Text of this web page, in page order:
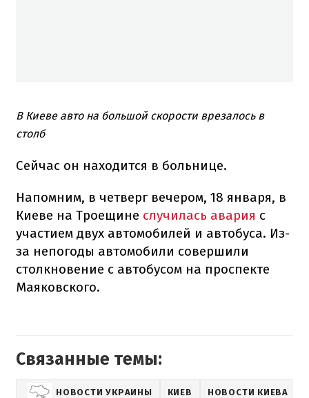
В Киеве авто на большой скорости врезалось в
столб
Сейчас он находится в больнице.
Напомним, в четверг вечером, 18 января, в
Киеве на Троещине случилась авария с
участием двух автомобилей и автобуса. Из-
за непогоды автомобили совершили
столкновение с автобусом на проспекте
Маяковского.
Связанные темы:
НОВОСТИ УКРАИНЫ КИЕВ НОВОСТИ КИЕВА